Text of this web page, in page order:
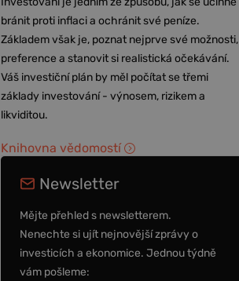
bránit proti inflaci a ochránit své peníze.
Základem však je, poznat nejprve své možnosti,
preference a stanovit si realistická očekávání.
Váš investiční plán by měl počítat se třemi
základy investování - výnosem, rizikem a
likviditou.
Knihovna vědomostí
Newsletter
Mějte přehled s newsletterem.
Nenechte si ujít nejnovější zprávy o
investicích a ekonomice. Jednou týdně
vám pošleme: